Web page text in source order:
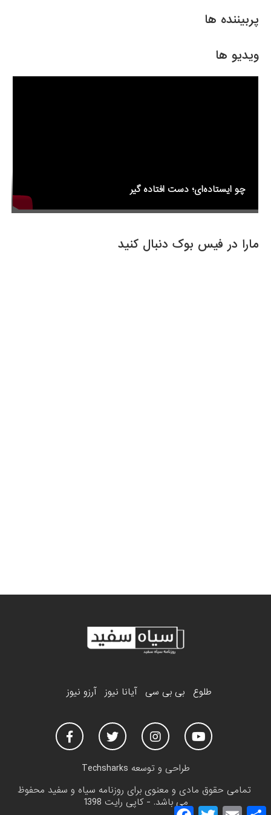
پربیننده ها
ویدیو ها
چو ایستاده‌ای؛ دست افتاده گیر
مارا در فیس بوک دنبال کنید
e
o
o
er
طلوع بی بی سی آیانا نیوز آرزو نیوز
طراحی و توسعه Techsharks
تمامی حقوق مادی و معنوی برای روزنامه سیاه و سفید محفوظ
می باشد. - کاپی رایت 1398
F T E